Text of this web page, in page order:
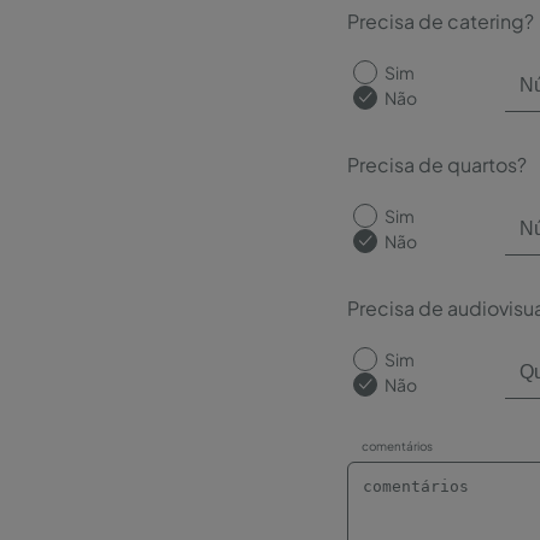
Precisa de catering?
Sim
Não
Precisa de quartos?
Sim
Não
Precisa de
Sim
Não
comentários